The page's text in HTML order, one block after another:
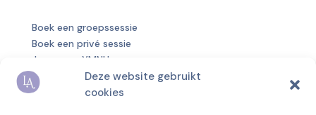
Deze website gebruikt
cookies
Boek een groepssessie
Boek een privé sessie
Jaargroep YMNU
Over mij
Blog